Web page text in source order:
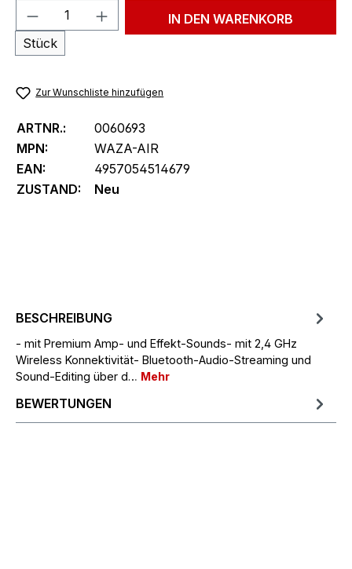
Produkt Anzahl: Gib den
Stück
IN DEN WARENKORB
Zur Wunschliste hinzufügen
ARTNR.:
0060693
MPN:
WAZA-AIR
EAN:
4957054514679
ZUSTAND:
Neu
BESCHREIBUNG
- mit Premium Amp- und Effekt-Sounds- mit 2,4 GHz
Wireless Konnektivität- Bluetooth-Audio-Streaming und
Sound-Editing über d… Mehr
BEWERTUNGEN